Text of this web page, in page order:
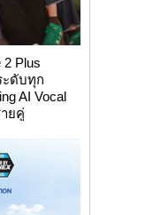
2 Plus
ะดับทุก
AI Vocal
ยคู่